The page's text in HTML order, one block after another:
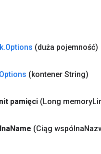
.Options (duża pojemność)
Options (kontener String)
pamięci (Long memory
Name (Ciąg wspólna